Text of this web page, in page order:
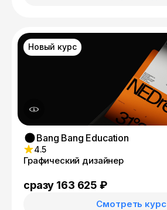
Новый курс
Bang Bang Education
4.5
Графический дизайнер
сразу 163 625 ₽
Смотреть курс